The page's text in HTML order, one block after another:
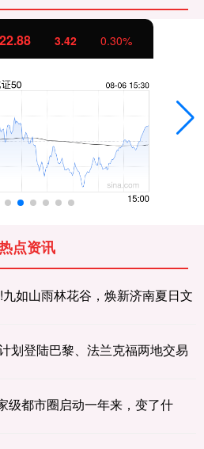
3.42 0.30%
点资讯
如山雨林花谷，焕新济南夏日文
划登陆巴黎、法兰克福两地交易
级都市圈启动一年来，变了什